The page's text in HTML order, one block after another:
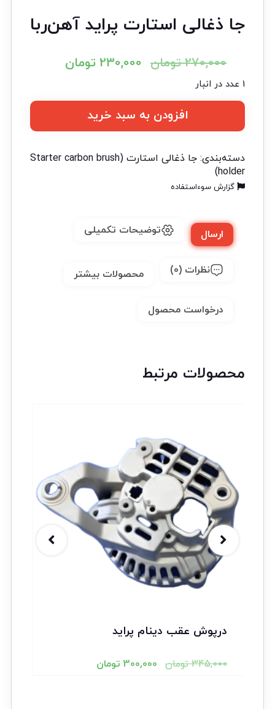
جا ذغالی استارت پراید آهن‌ربا
270,000 تومان 230,000 تومان
1 عدد در انبار
افزودن به سبد خرید
دسته‌بندی:
جا ذغالی استارت (Starter carbon brush
holder)
گزارش سوءاستفاده
ارسال توضیحات تکمیلی
نظرات (0) محصولات بیشتر
درخواست محصول
محصولات مرتبط
درپوش عقب دینام پراید
345,000 تومان 300,000 تومان